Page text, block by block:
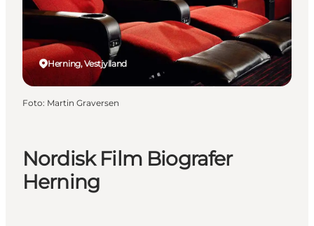
Find vej
Book overnatning
Nordisk Film Biografer
Herning
Herning, Vestjylland
Foto: Martin Graversen